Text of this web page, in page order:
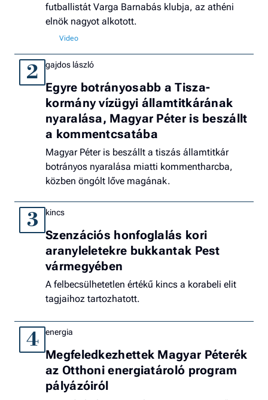
futballistát Varga Barnabás klubja, az athéni
elnök nagyot alkotott.
2 gajdos lászló
Egyre botrányosabb a Tisza-
kormány vízügyi államtitkárának
nyaralása, Magyar Péter is beszállt
a kommentcsatába
Magyar Péter is beszállt a tiszás államtitkár
botrányos nyaralása miatti kommentharcba,
közben öngólt lőve magának.
3 kincs
Szenzációs honfoglalás kori
aranyleletekre bukkantak Pest
vármegyében
A felbecsülhetetlen értékű kincs a korabeli elit
tagjaihoz tartozhatott.
4 energia
Megfeledkezhettek Magyar Péterék
az Otthoni energiatároló program
pályázóiról